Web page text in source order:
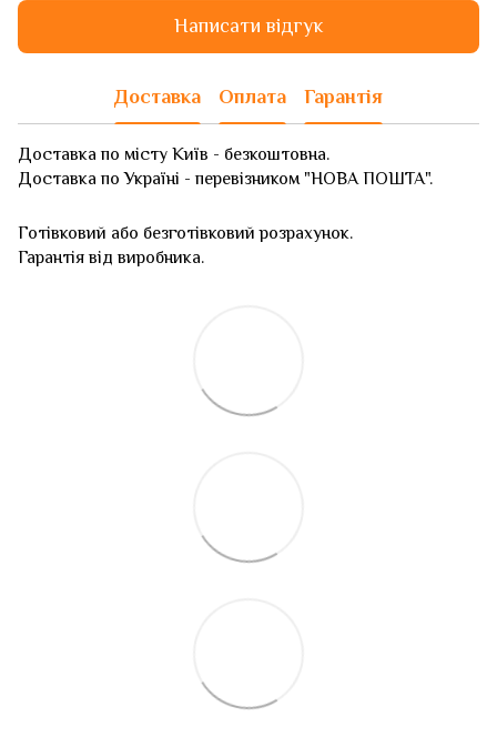
Написати відгук
Доставка Оплата Гарантія
Доставка по місту Київ - безкоштовна.
Доставка по Україні - перевізником "НОВА ПОШТА".
Готівковий або безготівковий розрахунок.
Гарантія від виробника.